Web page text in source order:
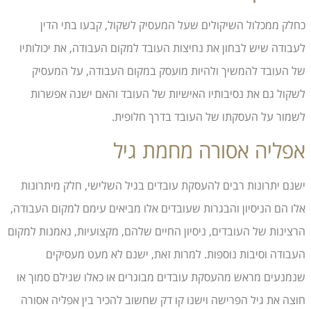
כחלק ממכלול השיקולים שעל המעסיק לשקול, קבעו בתי הדין
לעבודה שיש לבחון את נחיצות העובד למקום העבודה, את יכולותיו
של העובד להמשיך ולהיות מועסק במקום העבודה, על המעסיק
לשקול גם את נסיבותיו האישיות של העובד והאם ישנה אפשרות
לשמור על העסקתו של העובד בדרך חלופית.
אפליה אסורה מחמת גיל
ישנם יתרונות רבים להעסקת עובדים בגיל השלישי, חלק מיתרונות
אלו הם הניסיון והבגרות שעובדים אלו מביאים עימם למקום העבודה,
הרצינות של העובדים, ניסיון החיים שלהם, מקצועיות, נאמנות למקום
העבודה וסיבות נוספות. למרות זאת, ישנם לא מעט מעסיקים
שנמנעים מראש מהעסקת עובדים מבוגרים או כאלו שגילם סמוך או
חוצה את גיל הפרישה וישנו קו דק שחשוב להכיר בין אפליה אסורה